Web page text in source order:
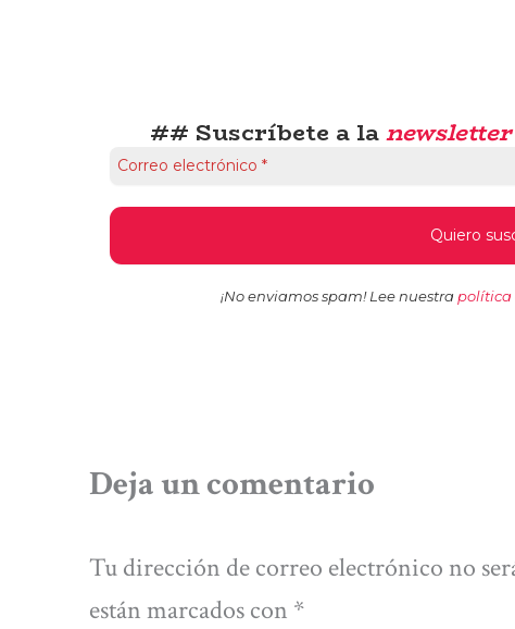
## Suscríbete a lanewsletter
¡No enviamos spam! Lee nuestra política
Deja un comentario
Tu dirección de correo electrónico no
están marcados con *